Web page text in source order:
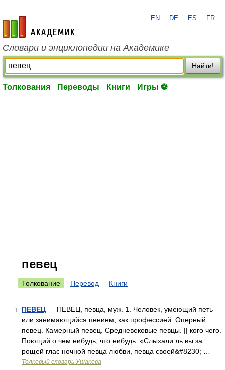
academic.ru
EN DE ES FR
Словари и энциклопедии на Академике
Найти!
Толкования Переводы Книги Игры ⚽
певец
Толкование Перевод Книги
1 ПЕВЕЦ — ПЕВЕЦ, певца, муж. 1. Человек, умеющий петь
или занимающийся пением, как профессией. Оперный
певец. Камерный певец. Средневековые певцы. || кого чего.
Поющий о чем нибудь, что нибудь. «Слыхали ль вы за
рощей глас ночной певца любви, певца своей&#8230; …
Толковый словарь Ушакова